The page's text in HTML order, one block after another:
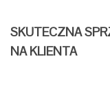
SKUTECZNA
NA KLIENTA